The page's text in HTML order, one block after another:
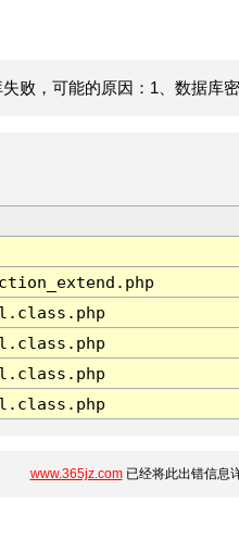
败，可能的原因：1、数据库
www.365jz.com已经将此出错信息